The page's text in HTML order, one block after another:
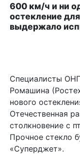
600 км/ч и ни
остекление
выдержало
Специалисты
Ромашина
нового
Отечественная
столкновение с
Прочное стекло
«Суперджет».